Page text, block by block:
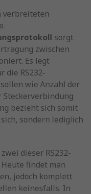
verbreiteten
sorgt
zwischen
Es legt
die RS232-
wie Anzahl der
Steckerverbindung
bezieht sich somit
sondern lediglich
dieser RS232-
findet man
jedoch komplett
keinesfalls. In